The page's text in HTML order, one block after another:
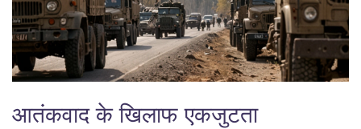
आतंकवाद के खिलाफ एकजुटता